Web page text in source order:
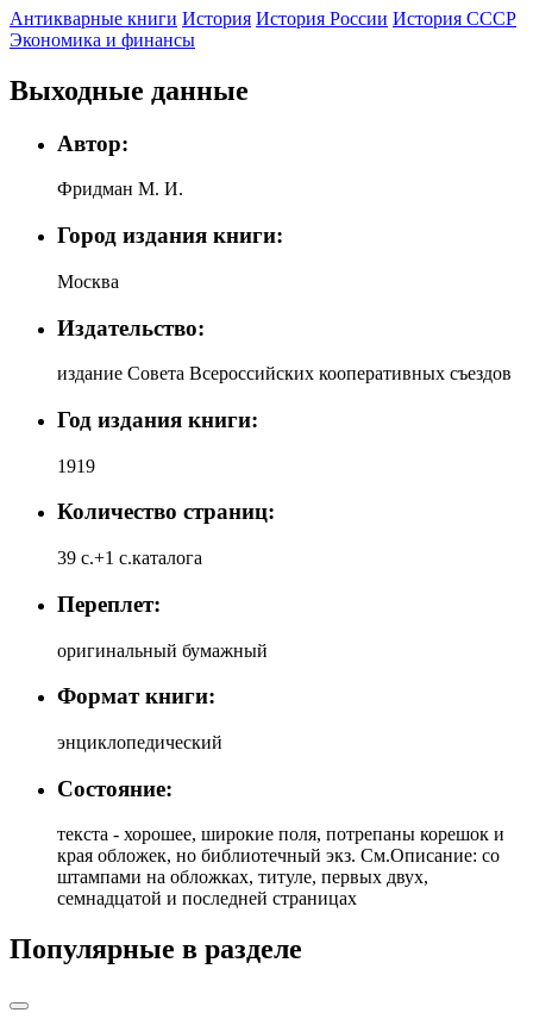
Антикварные книги История История России История СССР
Экономика и финансы
Выходные данные
Автор:
Фридман М. И.
Город издания книги:
Москва
Издательство:
издание Совета Всероссийских кооперативных съездов
Год издания книги:
1919
Количество страниц:
39 с.+1 с.каталога
Переплет:
оригинальный бумажный
Формат книги:
энциклопедический
Состояние:
текста - хорошее, широкие поля, потрепаны корешок и
края обложек, но библиотечный экз. См.Описание: со
штампами на обложках, титуле, первых двух,
семнадцатой и последней страницах
Популярные в разделе